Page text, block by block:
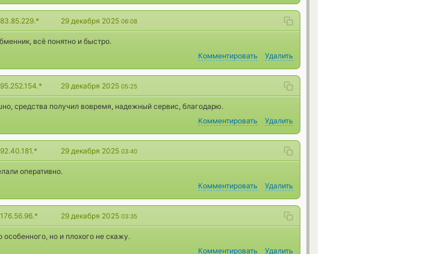
83.85.229.* 29 декабря 2025 06:08
всё понятно и быстро.
Комментировать
Удалить
95.252.154.* 29 декабря 2025 05:25
средства получил вовремя, надежный сервис, благодарю.
Комментировать
Удалить
92.40.181.* 29 декабря 2025 03:40
оперативно.
Комментировать
Удалить
176.56.96.* 29 декабря 2025 03:35
особенного, но и плохого не скажу.
Комментировать
Удалить